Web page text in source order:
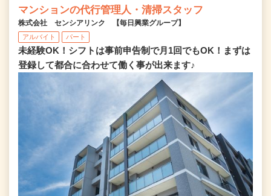
マンションの代行管理人・清掃スタッフ
株式会社 センシアリンク 【毎日興業グループ】
アルバイト パート
未経験OK！シフトは事前申告制で月1回でもOK！まずは
登録して都合に合わせて働く事が出来ます♪